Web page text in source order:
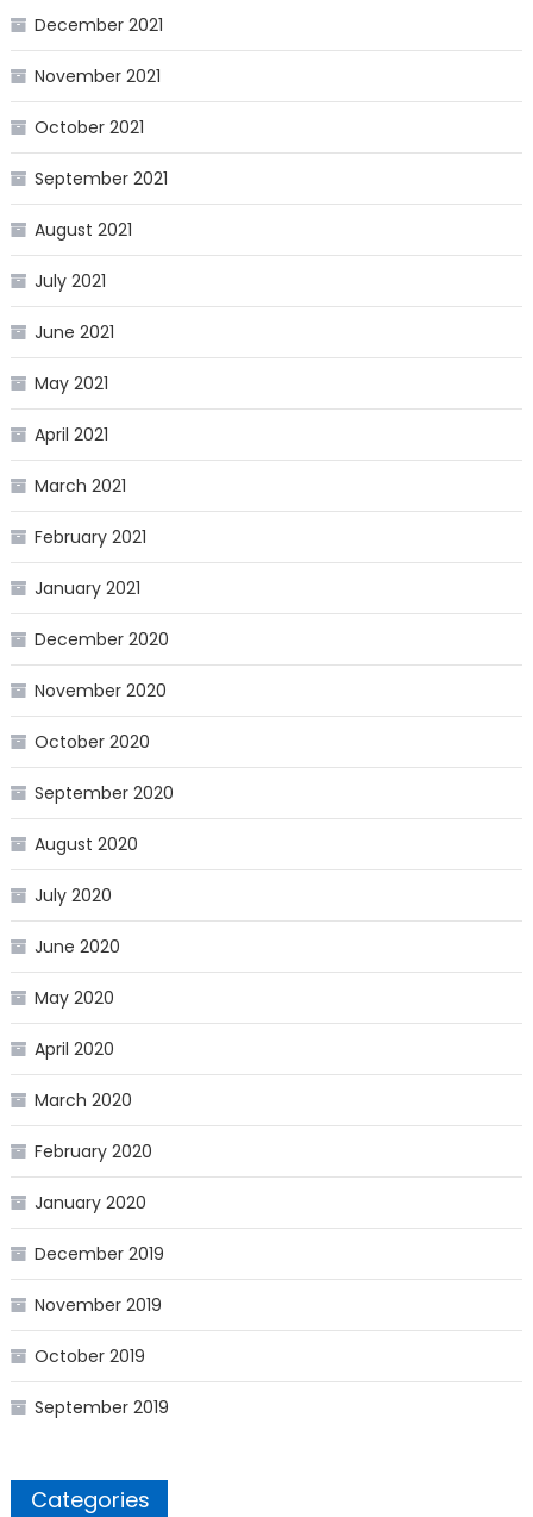
December 2021
November 2021
October 2021
September 2021
August 2021
July 2021
June 2021
May 2021
April 2021
March 2021
February 2021
January 2021
December 2020
November 2020
October 2020
September 2020
August 2020
July 2020
June 2020
May 2020
April 2020
March 2020
February 2020
January 2020
December 2019
November 2019
October 2019
September 2019
Categories